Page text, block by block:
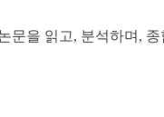
을 읽고, 분석하며,